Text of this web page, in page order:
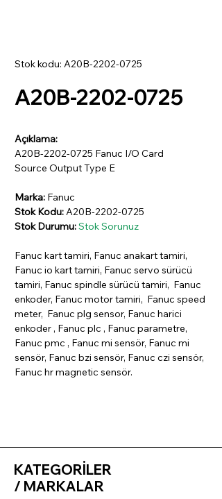
Stok kodu: A20B-2202-0725
A20B-2202-0725
Açıklama:
A20B-2202-0725 Fanuc I/O Card
Source Output Type E
Marka: Fanuc
Stok Kodu:A20B-2202-0725
Stok Durumu:Stok Sorunuz
Fanuc kart tamiri, Fanuc anakart tamiri,
Fanuc io kart tamiri, Fanuc servo sürücü
tamiri, Fanuc spindle sürücü tamiri, Fanuc
enkoder, Fanuc motor tamiri, Fanuc speed
meter, Fanuc plg sensor, Fanuc harici
enkoder , Fanuc plc , Fanuc parametre,
Fanuc pmc , Fanuc mi sensör, Fanuc mi
sensör, Fanuc bzi sensör, Fanuc czi sensör,
Fanuc hr magnetic sensör.
KATEGORİLER
/ MARKALAR